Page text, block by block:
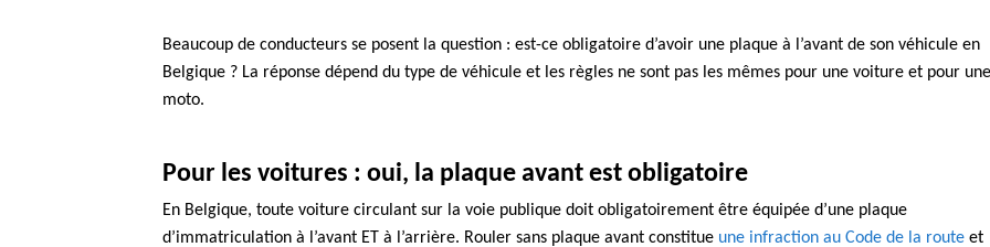
Beaucoup de conducteurs se posent la question : est-ce obligatoire d’avoir une plaque à l’avant de son véhicule en
Belgique ? La réponse dépend du type de véhicule et les règles ne sont pas les mêmes pour une voiture et pour une
moto.
Pour les voitures : oui, la plaque avant est obligatoire
En Belgique, toute voiture circulant sur la voie publique doit obligatoirement être équipée d’une plaque
d’immatriculation à l’avant ET à l’arrière. Rouler sans plaque avant constitue une infraction au Code de la route et